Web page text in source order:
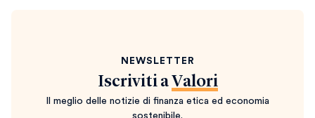
NEWSLETTER
Iscriviti a Valori
Il meglio delle notizie di finanza etica ed economia